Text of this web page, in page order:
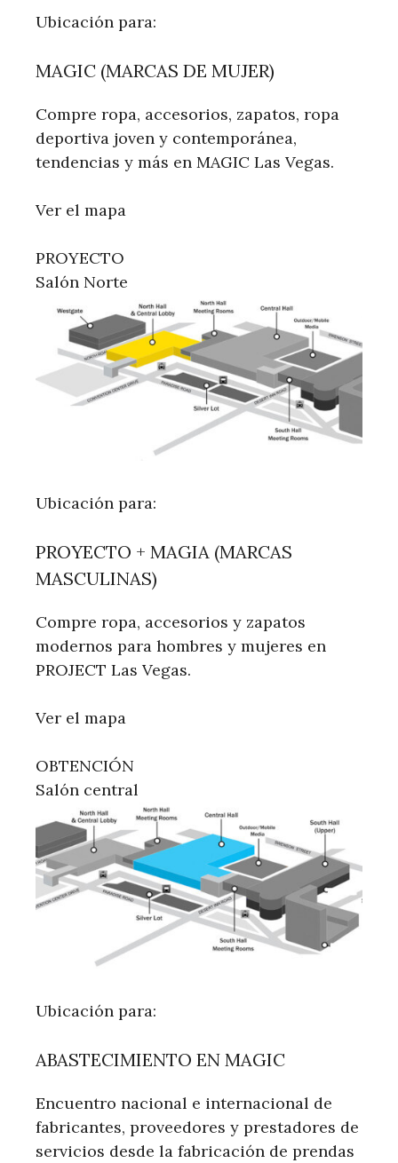
Ubicación para:
MAGIC (MARCAS DE MUJER)
Compre ropa, accesorios, zapatos, ropa
deportiva joven y contemporánea,
tendencias y más en MAGIC Las Vegas.
Ver el mapa
PROYECTO
Salón Norte
Ubicación para:
PROYECTO + MAGIA (MARCAS
MASCULINAS)
Compre ropa, accesorios y zapatos
modernos para hombres y mujeres en
PROJECT Las Vegas.
Ver el mapa
OBTENCIÓN
Salón central
Ubicación para:
ABASTECIMIENTO EN MAGIC
Encuentro nacional e internacional de
fabricantes, proveedores y prestadores de
servicios desde la fabricación de prendas